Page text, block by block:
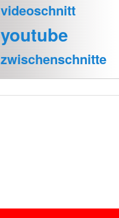
videoschnitt
youtube
zwischenschnitte